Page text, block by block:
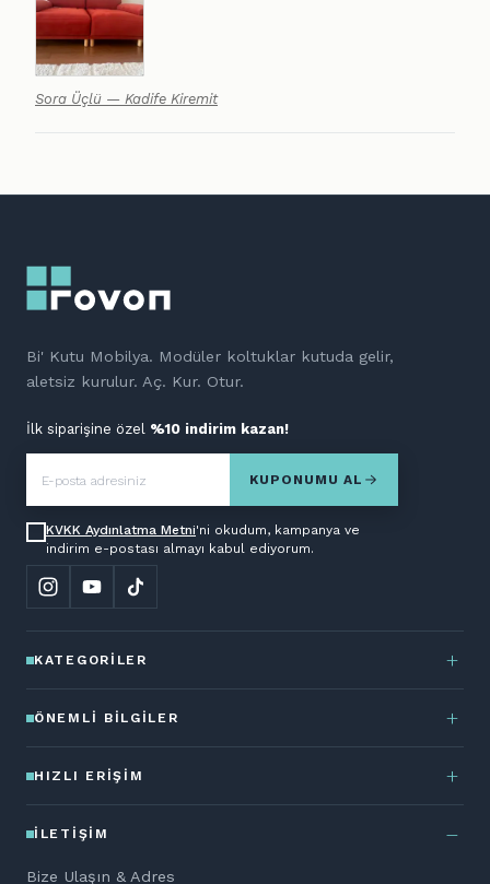
Sora Üçlü — Kadife Kiremit
Bi' Kutu Mobilya. Modüler koltuklar kutuda gelir,
aletsiz kurulur. Aç. Kur. Otur.
İlk siparişine özel %10 indirim kazan!
KUPONUMU AL
KVKK Aydınlatma Metni'ni okudum, kampanya ve
indirim e-postası almayı kabul ediyorum.
KATEGORILER
ÖNEMLI BILGILER
HIZLI ERIŞIM
İLETIŞIM
Bize Ulaşın & Adres